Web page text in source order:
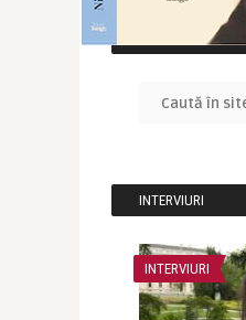
CAUTĂ ÎN SITE
INTERVIURI
INTERVIURI